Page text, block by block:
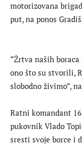
motorizovana
put, na ponos
“Žrtva naših
ono što su stvorili,
slobodno živimo”,
Ratni komandant
pukovnik Vlado
sresti svoje borce i